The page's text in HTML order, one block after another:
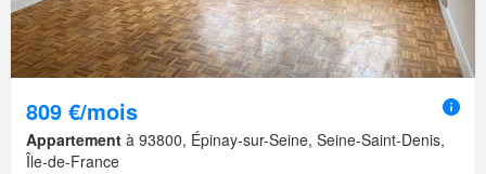
809 €/mois
Appartement à 93800, Épinay-sur-Seine, Seine-Saint-Denis,
Île-de-France